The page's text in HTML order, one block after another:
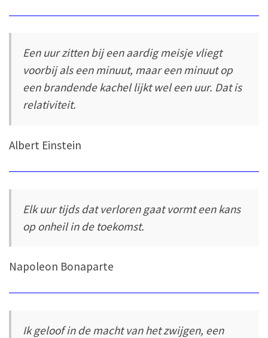
Een uur zitten bij een aardig meisje vliegt
voorbij als een minuut, maar een minuut op
een brandende kachel lijkt wel een uur. Dat is
relativiteit.
Albert Einstein
Elk uur tijds dat verloren gaat vormt een kans
op onheil in de toekomst.
Napoleon Bonaparte
Ik geloof in de macht van het zwijgen, een